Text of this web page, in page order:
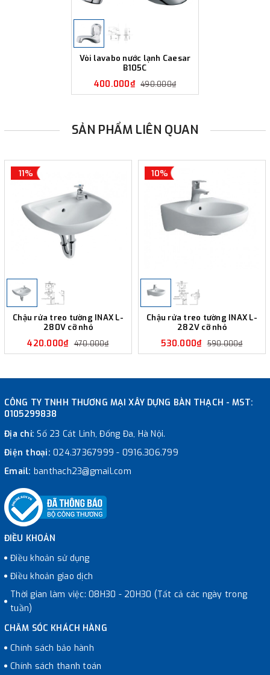
Vòi lavabo nước lạnh Caesar
B105C
400.000₫ 490.000₫
SẢN PHẨM LIÊN QUAN
11%
Chậu rửa treo tường INAX L-
280V cỡ nhỏ
420.000₫ 470.000₫
10%
Chậu rửa treo tường INAX L-
282V cỡ nhỏ
530.000₫ 590.000₫
CÔNG TY TNHH THƯƠNG MẠI XÂY DỰNG BÀN THẠCH - MST:
0105299838
Địa chỉ:Số 23 Cát Linh, Đống Đa, Hà Nội.
Điện thoại: 024.37367999 - 0916.306.799
Email: banthach23@gmail.com
ĐIỀU KHOẢN
Điều khoản sử dụng
Điều khoản giao dịch
Thời gian làm việc: 08H30 - 20H30 (Tất cả các ngày trong
tuần)
CHĂM SÓC KHÁCH HÀNG
Chính sách bảo hành
Chính sách thanh toán